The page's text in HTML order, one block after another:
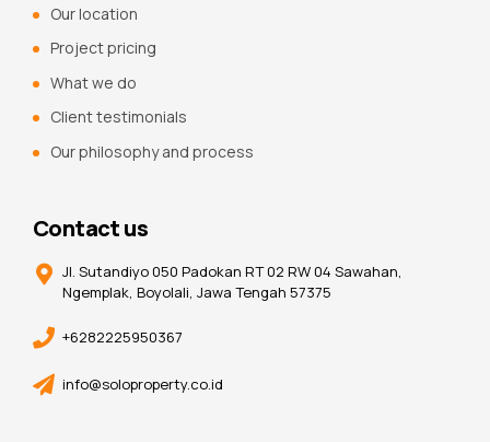
Our location
Project pricing
What we do
Client testimonials
Our philosophy and process
Contact us
Jl. Sutandiyo 050 Padokan RT 02 RW 04 Sawahan,
Ngemplak, Boyolali, Jawa Tengah 57375
+6282225950367
info@soloproperty.co.id